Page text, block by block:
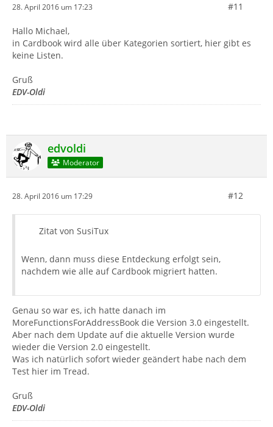
28. April 2016 um 17:23 #11
Hallo Michael,
in Cardbook wird alle über Kategorien sortiert, hier gibt es
keine Listen.
Gruß
EDV-Oldi
edvoldi
Moderator
28. April 2016 um 17:29 #12
Zitat von SusiTux
Wenn, dann muss diese Entdeckung erfolgt sein,
nachdem wie alle auf Cardbook migriert hatten.
Genau so war es, ich hatte danach im
MoreFunctionsForAddressBook die Version 3.0 eingestellt.
Aber nach dem Update auf die aktuelle Version wurde
wieder die Version 2.0 eingestellt.
Was ich natürlich sofort wieder geändert habe nach dem
Test hier im Tread.
Gruß
EDV-Oldi